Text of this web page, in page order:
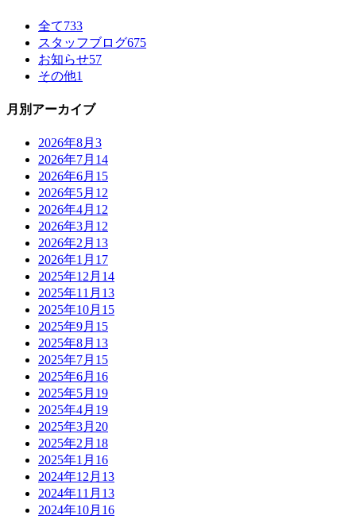
全て733
スタッフブログ675
お知らせ57
その他1
月別アーカイブ
2026年8月 3
2026年7月 14
2026年6月 15
2026年5月 12
2026年4月 12
2026年3月 12
2026年2月 13
2026年1月 17
2025年12月 14
2025年11月 13
2025年10月 15
2025年9月 15
2025年8月 13
2025年7月 15
2025年6月 16
2025年5月 19
2025年4月 19
2025年3月 20
2025年2月 18
2025年1月 16
2024年12月 13
2024年11月 13
2024年10月 16